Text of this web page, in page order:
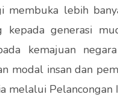
membuka lebih
kepada generasi
kemajuan
modal insan dan
melalui Pelancongan